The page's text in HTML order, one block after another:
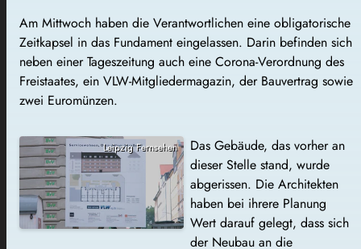
Am Mittwoch haben die Verantwortlichen eine obligatorische
Zeitkapsel in das Fundament eingelassen. Darin befinden sich
neben einer Tageszeitung auch eine Corona-Verordnung des
Freistaates, ein VLW-Mitgliedermagazin, der Bauvertrag sowie
zwei Euromünzen.
Leipzig Fernsehen
Das Gebäude, das vorher an
dieser Stelle stand, wurde
abgerissen. Die Architekten
haben bei ihrere Planung
Wert darauf gelegt, dass sich
der Neubau an die